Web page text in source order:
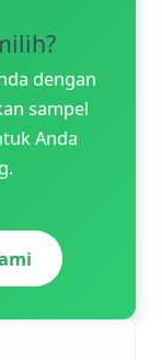
dengan
sampel
Anda